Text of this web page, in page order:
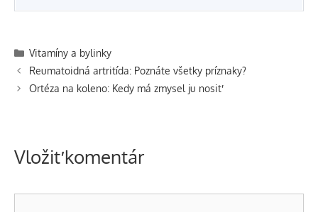
Kategórie
Vitamíny a bylinky
Navigácia
článkami
Reumatoidná artritída: Poznáte všetky príznaky?
Ortéza na koleno: Kedy má zmysel ju nosiť
Vložiť komentár